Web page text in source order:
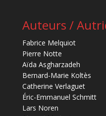
Auteurs /
Fabrice Melquiot
Pierre Notte
Aïda Asgharzadeh
Bernard-Marie Koltès
Catherine Verlaguet
Éric-Emmanuel Schmitt
Lars Noren